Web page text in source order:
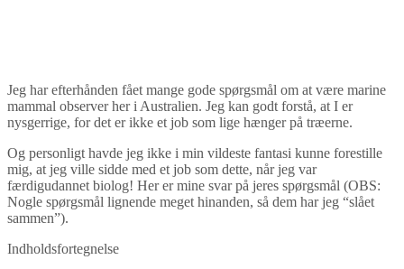
Jeg har efterhånden fået mange gode spørgsmål om at være marine
mammal observer her i Australien. Jeg kan godt forstå, at I er
nysgerrige, for det er ikke et job som lige hænger på træerne.
Og personligt havde jeg ikke i min vildeste fantasi kunne forestille
mig, at jeg ville sidde med et job som dette, når jeg var
færdigudannet biolog! Her er mine svar på jeres spørgsmål (OBS:
Nogle spørgsmål lignende meget hinanden, så dem har jeg “slået
sammen”).
Indholdsfortegnelse